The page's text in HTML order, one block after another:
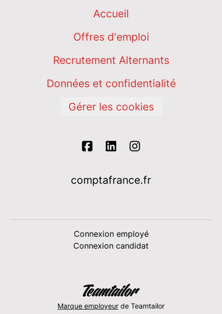
Accueil
Offres d'emploi
Recrutement Alternants
Données et confidentialité
Gérer les cookies
comptafrance.fr
Connexion employé
Connexion candidat
Marque employeur de Teamtailor